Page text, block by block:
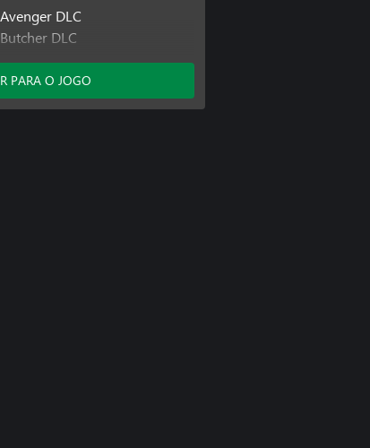
DLC
DLC
DLC
DLC
DLC
PARA O JOGO